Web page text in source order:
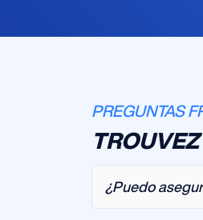
PREGUNTAS
¿Puedo